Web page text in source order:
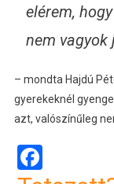
elérem,
nem vagyok
– mondta Hajdú
gyerekeknél
azt, valószínűleg